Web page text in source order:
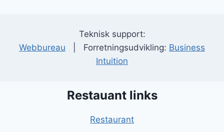
Teknisk support:
Webbureau | Forretningsudvikling: Business
Intuition
Restauant links
Restaurant